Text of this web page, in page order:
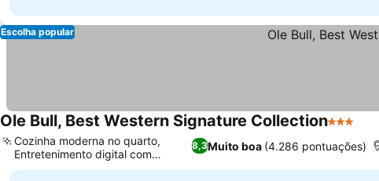
Escolha popular
Ole Bull, Best Western Signature Collection3 Estrelas
8,3Muito boa (4.286 pontuações)
Cozinha moderna no quarto,
Entretenimento digital com
Chromecast